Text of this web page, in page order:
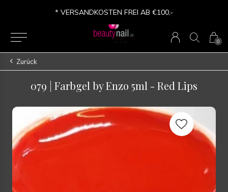
0
* VERSANDKOSTEN FREI AB €100,-
Zurück
079 | Farbgel by Enzo 5ml - Red Lips